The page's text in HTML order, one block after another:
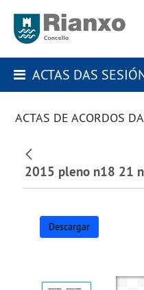
ACTAS DAS
Descargar